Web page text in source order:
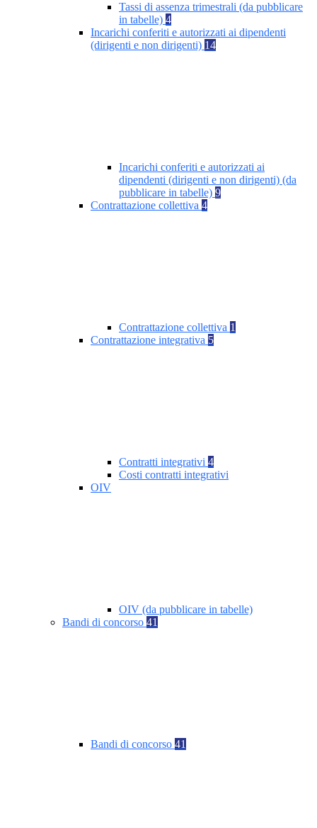
Tassi di assenza trimestrali (da pubblicare
in tabelle) 4
Incarichi conferiti e autorizzati ai dipendenti
(dirigenti e non dirigenti) 14
Incarichi conferiti e autorizzati ai
dipendenti (dirigenti e non dirigenti) (da
pubblicare in tabelle) 9
Contrattazione collettiva 4
Contrattazione collettiva 1
Contrattazione integrativa 5
Contratti integrativi 4
Costi contratti integrativi
OIV
OIV (da pubblicare in tabelle)
Bandi di concorso 41
Bandi di concorso 41